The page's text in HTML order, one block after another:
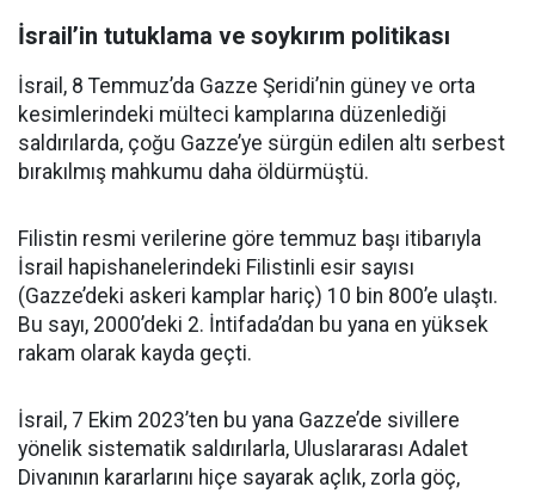
İsrail’in tutuklama ve soykırım politikası
İsrail, 8 Temmuz’da Gazze Şeridi’nin güney ve orta
kesimlerindeki mülteci kamplarına düzenlediği
saldırılarda, çoğu Gazze’ye sürgün edilen altı serbest
bırakılmış mahkumu daha öldürmüştü.
Filistin resmi verilerine göre temmuz başı itibarıyla
İsrail hapishanelerindeki Filistinli esir sayısı
(Gazze’deki askeri kamplar hariç) 10 bin 800’e ulaştı.
Bu sayı, 2000’deki 2. İntifada’dan bu yana en yüksek
rakam olarak kayda geçti.
İsrail, 7 Ekim 2023’ten bu yana Gazze’de sivillere
yönelik sistematik saldırılarla, Uluslararası Adalet
Divanının kararlarını hiçe sayarak açlık, zorla göç,